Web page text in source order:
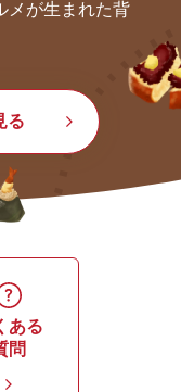
メが生まれた背
る
ある
問